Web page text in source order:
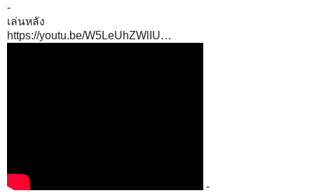
-
เล่นหลัง
https://youtu.be/W5LeUhZWlIU…
-